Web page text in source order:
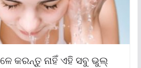
କରନ୍ତୁ ନାହିଁ ଏହି ସବୁ ଭୁଲ୍